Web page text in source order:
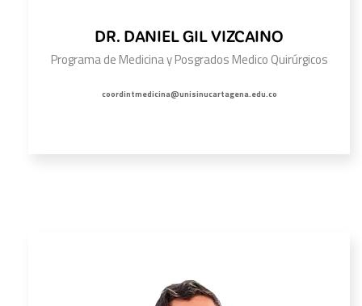
DR. DANIEL GIL VIZCAINO
Programa de Medicina y Posgrados Medico Quirúrgicos
coordintmedicina@unisinucartagena.edu.co